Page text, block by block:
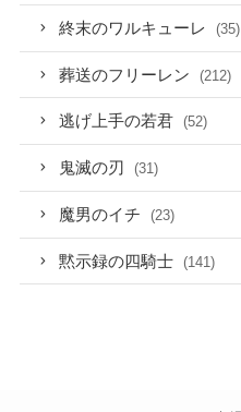
終末のワルキューレ (35)
葬送のフリーレン (212)
逃げ上手の若君 (52)
鬼滅の刃 (31)
魔男のイチ (23)
黙示録の四騎士 (141)